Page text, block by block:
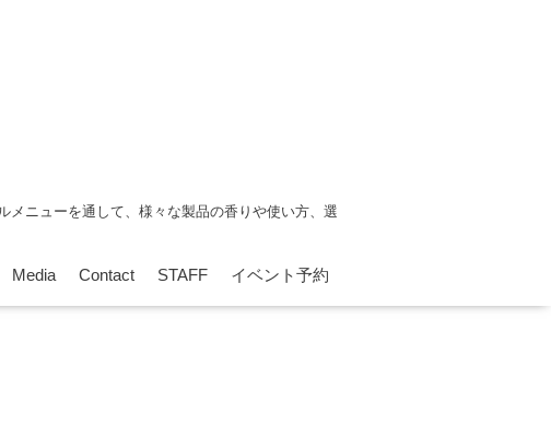
メニューを通して、様々な製品の香りや使い方、選
Media Contact STAFF イベント予約